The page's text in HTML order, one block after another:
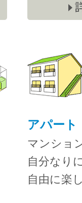
アパート
マンショ
自分なり
自由に楽